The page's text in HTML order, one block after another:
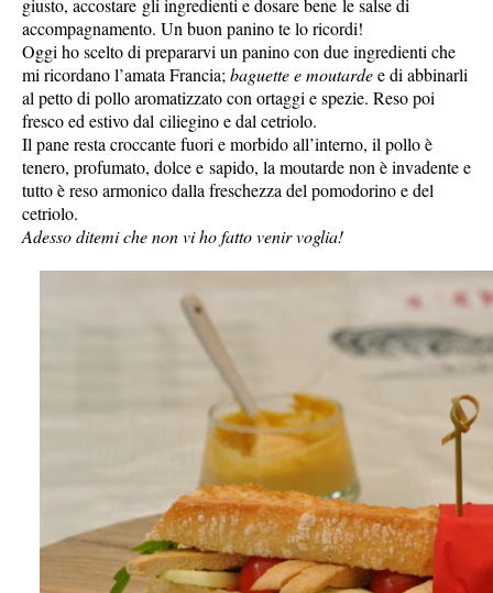
accompagnamento. Un buon panino te lo ricordi!
Oggi ho scelto di prepararvi un panino con due ingredienti che
mi ricordano l’amata Francia; baguette e moutardee di abbinarli
al petto di pollo aromatizzato con ortaggi e spezie. Reso poi
fresco ed estivo dal ciliegino e dal cetriolo.
Il pane resta croccante fuori e morbido all’interno, il pollo è
tenero, profumato, dolce e sapido, la moutarde non è invadente e
tutto è reso armonico dalla freschezza del pomodorino e del
cetriolo.
Adesso ditemi che non vi ho fatto venir voglia!